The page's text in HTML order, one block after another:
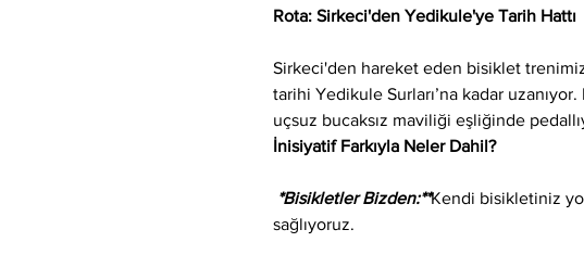
Rota: Sirkeci'den Yedikule'ye Tarih Hattı
Sirkeci'den hareket eden bisiklet
tarihi Yedikule Surları’na kadar uzanıyor.
uçsuz bucaksız maviliği eşliğinde
İnisiyatif Farkıyla Neler Dahil?
*Bisikletler Bizden:**Kendi bisikletiniz
sağlıyoruz.